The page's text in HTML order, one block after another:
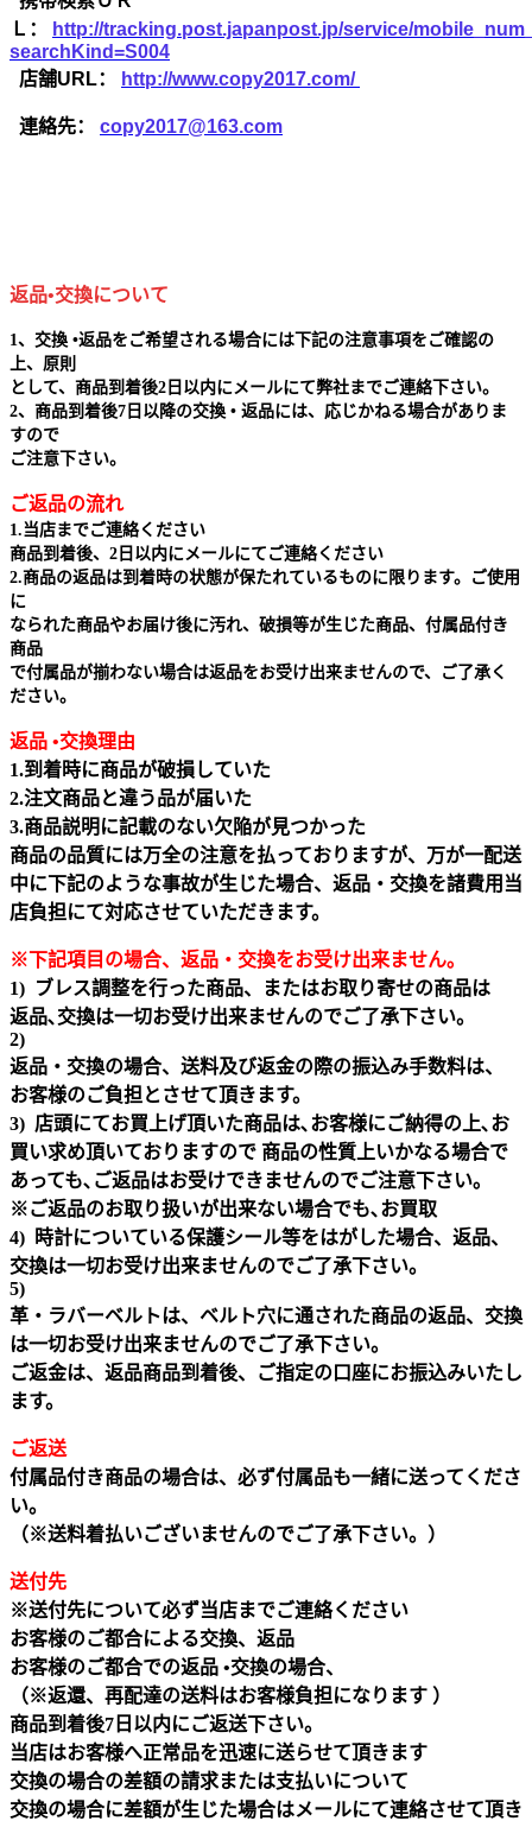
Ｌ：
http://tracking.post.japanpost.jp/service/
searchKind=S004
店舗URL：
http://www.copy2017.com/
連絡先： copy2017@163.com
返品•交換について
1、交換 •返品をご希望される場合には下記の注意事項をご確認の
上、原則
として、商品到着後2日以内にメールにて弊社までご連絡下さい。
2、商品到着後7日以降の交換 • 返品には、応じかねる場合がありま
すので
ご注意下さい。
ご返品の流れ
1.当店までご連絡ください
商品到着後、2日以内にメールにてご連絡ください
2.商品の返品は到着時の状態が保たれているものに限ります。ご使用
に
なられた商品やお届け後に汚れ、破損等が生じた商品、付属品付き
商品
で付属品が揃わない場合は返品をお受け出来ませんので、ご了承く
ださい。
返品 •交換理由
1.到着時に商品が破損していた
2.注文商品と違う品が届いた
3.商品説明に記載のない欠陥が見つかった
商品の品質には万全の注意を払っておりますが、万が一配送
中に下記のような事故が生じた場合、返品・交換を諸費用当
店負担にて対応させていただきます。
※下記項目の場合、返品・交換をお受け出来ません｡
1) ブレス調整を行った商品、またはお取り寄せの商品は
返品､交換は一切お受け出来ませんのでご了承下さい。
2)
返品・交換の場合、送料及び返金の際の振込み手数料は、
お客様のご負担とさせて頂きます。
3) 店頭にてお買上げ頂いた商品は､お客様にご納得の上､お
買い求め頂いておりますので 商品の性質上いかなる場合で
あっても､ご返品はお受けできませんのでご注意下さい｡
※ご返品のお取り扱いが出来ない場合でも､お買取
4) 時計についている保護シール等をはがした場合、返品、
交換は一切お受け出来ませんのでご了承下さい。
5)
革・ラバーベルトは、ベルト穴に通された商品の返品、交換
は一切お受け出来ませんのでご了承下さい。
ご返金は、返品商品到着後、ご指定の口座にお振込みいたし
ます。
ご返送
付属品付き商品の場合は、必ず付属品も一緒に送ってくださ
い。
（※送料着払いございませんのでご了承下さい。）
送付先
※送付先について必ず当店までご連絡ください
お客様のご都合による交換、返品
お客様のご都合での返品 •交換の場合、
（※返還、再配達の送料はお客様負担になります ）
商品到着後7日以内にご返送下さい。
当店はお客様へ正常品を迅速に送らせて頂きます
交換の場合の差額の請求または支払いについて
交換の場合に差額が生じた場合はメールにて連絡させて頂き